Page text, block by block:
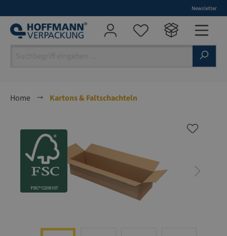
Newsletter
Home
Kartons & Faltschachteln